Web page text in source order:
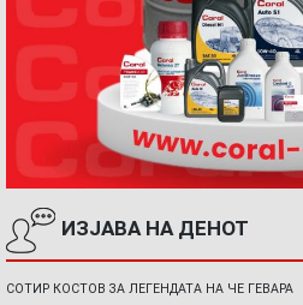
ИЗЈАВА НА ДЕНОТ
СОТИР КОСТОВ ЗА ЛЕГЕНДАТА НА ЧЕ ГЕВАРА